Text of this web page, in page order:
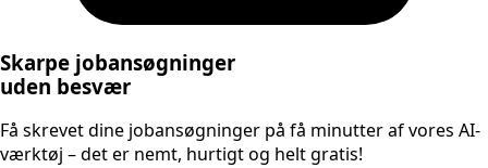
Skarpe jobansøgninger
uden besvær
Få skrevet dine jobansøgninger på få minutter af vores AI-
værktøj – det er nemt, hurtigt og helt gratis!